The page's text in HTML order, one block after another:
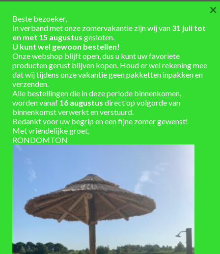
AANVULLENDE INFORMATIE
AFMETINGEN Lengte 77 cm x Hoogte 57 cm
MATERIAAL Hout,kastanje hout,oud gemaakt
KLEUR HOUT onbehandeld
KLEUR BANDEN onbehandeld, roest bruin
VAAK SAMEN GEKOCHT
TOEVOEGEN
AAN
Beste bezoeker,
In verband met onze zomervakantie zijn wij van 31 juli tot
en met 15 augustus gesloten.
U kunt wel gewoon bestellen!
Onze webshop blijft open, dus u kunt uw favoriete
producten gerust blijven kopen. Houd er wel rekening mee
dat wij tijdens onze vakantie geen pakketten inpakken en
verzenden.
Alle bestellingen die in deze periode binnenkomen,
worden vanaf 16 augustus direct op volgorde van
binnenkomst verwerkt en verstuurd.
Bedankt voor uw begrip en een fijne zomer gewenst!
Met vriendelijke groet,
RONDOMTON
×